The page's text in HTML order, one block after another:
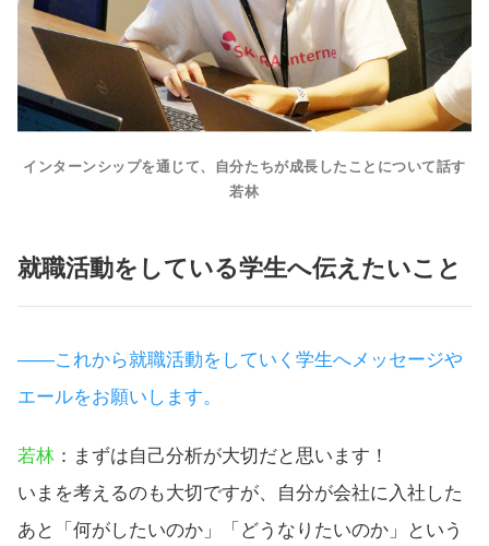
インターンシップを通じて、自分たちが成長したことについて話す
若林
就職活動をしている学生へ伝えたいこと
――これから就職活動をしていく学生へメッセージや
エールをお願いします。
若林 ：まずは自己分析が大切だと思います！
いまを考えるのも大切ですが、自分が会社に入社した
あと「何がしたいのか」「どうなりたいのか」という